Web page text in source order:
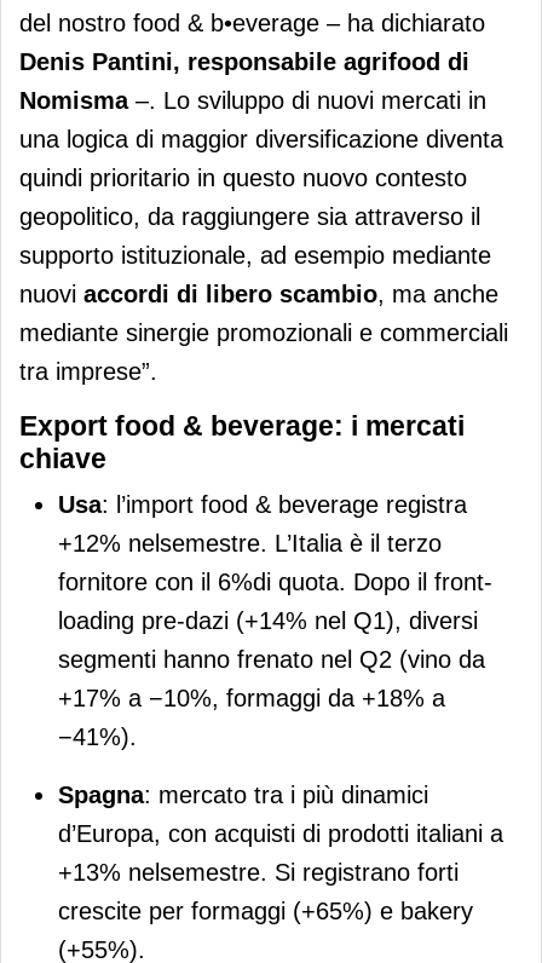
del nostro food & b•everage – ha dichiarato
Denis Pantini, responsabile agrifood di
Nomisma ­–. Lo sviluppo di nuovi mercati in
una logica di maggior diversificazione diventa
quindi prioritario in questo nuovo contesto
geopolitico, da raggiungere sia attraverso il
supporto istituzionale, ad esempio mediante
nuovi accordi di libero scambio, ma anche
mediante sinergie promozionali e commerciali
tra imprese”.
Export food & beverage: i mercati
chiave
Usa: l’import food & beverage registra
+12% nelsemestre. L’Italia è il terzo
fornitore con il 6%di quota. Dopo il front-
loading pre-dazi (+14% nel Q1), diversi
segmenti hanno frenato nel Q2 (vino da
+17% a −10%, formaggi da +18% a
−41%).
Spagna: mercato tra i più dinamici
d’Europa, con acquisti di prodotti italiani a
+13% nelsemestre. Si registrano forti
crescite per formaggi (+65%) e bakery
(+55%).